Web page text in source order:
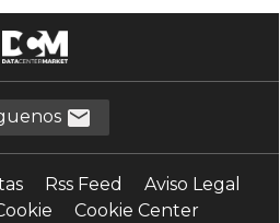
Rss Feed
Aviso Legal
Cookie Center